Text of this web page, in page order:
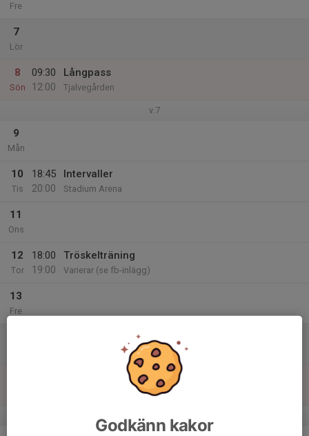
Fre
7
Lör
8
Sön
09:30
12:00
Långpass
Tjalvegården
v.7
9
Mån
10
Tis
18:45
20:00
Intervaller
Stadium Arena
11
Ons
12
Tor
18:00
19:00
Tröskelträning
Varierar (se fb-inlägg)
13
Fre
Godkänn kakor